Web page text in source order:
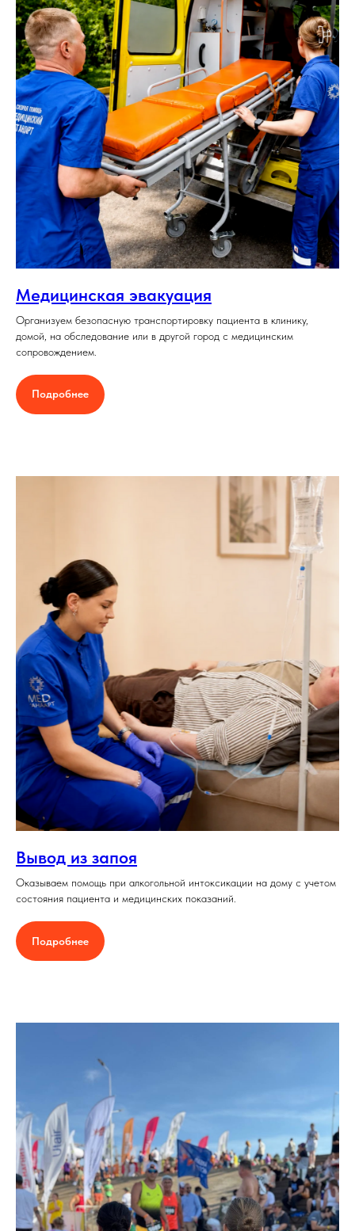
Медицинская эвакуация
Организуем безопасную транспортировку пациента в клинику,
домой, на обследование или в другой город с медицинским
сопровождением.
Подробнее
Вывод из запоя
Оказываем помощь при алкогольной интоксикации на дому с учетом
состояния пациента и медицинских показаний.
Подробнее